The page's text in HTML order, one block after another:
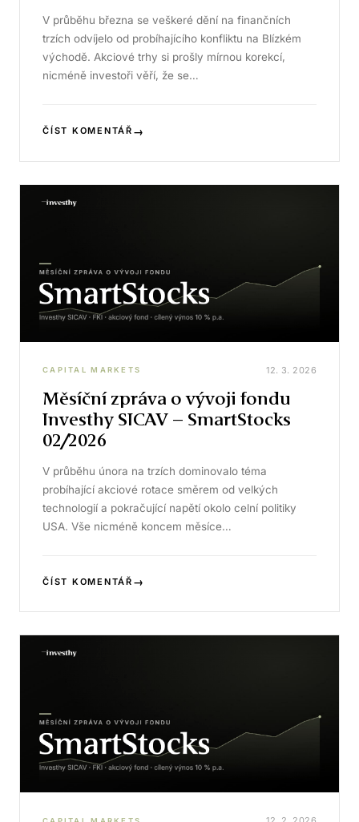
V průběhu března se veškeré dění na finančních
trzích odvíjelo od probíhajícího konfliktu na Blízkém
východě. Akciové trhy si prošly mírnou korekcí,
nicméně investoři věří, že se…
ČÍST KOMENTÁŘ →
CAPITAL MARKETS 12. 3. 2026
Měsíční zpráva o vývoji fondu
Investhy SICAV – SmartStocks
02/2026
V průběhu února na trzích dominovalo téma
probíhající akciové rotace směrem od velkých
technologií a pokračující napětí okolo celní politiky
USA. Vše nicméně koncem měsíce…
ČÍST KOMENTÁŘ →